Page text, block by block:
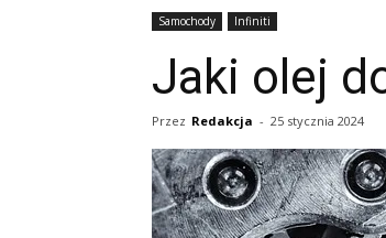
Samochody Infiniti
Jaki olej
Przez Redakcja - 25 stycznia 2024